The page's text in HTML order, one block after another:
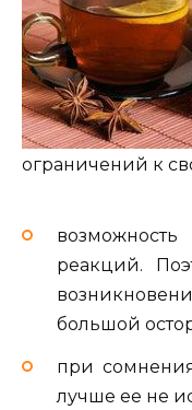
ограничений к
реакций.
большой
при
лучше ее не